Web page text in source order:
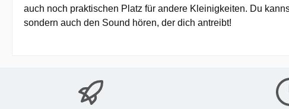
auch noch praktischen Platz für andere Kleinigkeiten. Du
sondern auch den Sound hören, der dich antreibt!